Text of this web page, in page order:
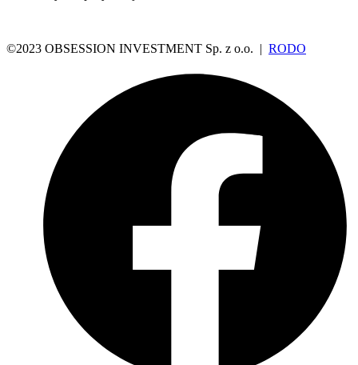
©2023 OBSESSION INVESTMENT Sp. z o.o. | RODO